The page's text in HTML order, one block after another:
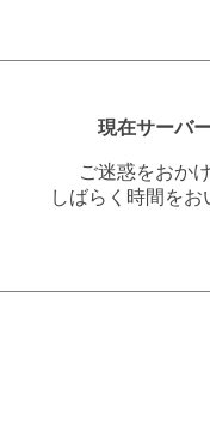
現在サーバ
ご迷惑をおか
しばらく時間を